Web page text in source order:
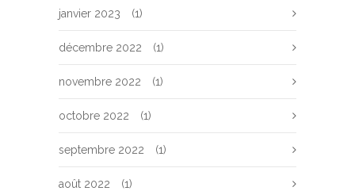
janvier 2023 (1)
décembre 2022 (1)
novembre 2022 (1)
octobre 2022 (1)
septembre 2022 (1)
août 2022 (1)